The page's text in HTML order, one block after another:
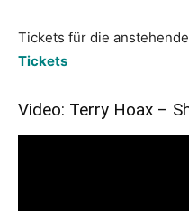
Tickets für die
Tickets
Video: Terry Hoax –